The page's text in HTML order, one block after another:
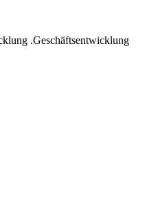
.Geschäftsentwicklung